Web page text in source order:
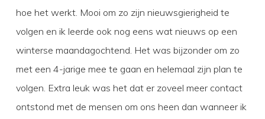
hoe het werkt. Mooi om zo zijn nieuwsgierigheid te
volgen en ik leerde ook nog eens wat nieuws op een
winterse maandagochtend. Het was bijzonder om zo
met een 4-jarige mee te gaan en helemaal zijn plan te
volgen. Extra leuk was het dat er zoveel meer contact
ontstond met de mensen om ons heen dan wanneer ik